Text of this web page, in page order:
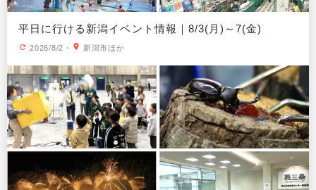
平日に行ける新潟イベント情報｜8/3(月)～7(金)
2026/8/2 ・ 新潟市ほか